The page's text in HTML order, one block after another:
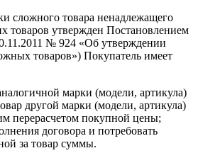
сложного товара ненадлежащего
товаров утвержден Постановлением
№ 924 «Об утверждении
товаров») Покупатель имеет
марки (модели, артикула)
другой марки (модели, артикула)
перерасчетом покупной цены;
договора и потребовать
за товар суммы.